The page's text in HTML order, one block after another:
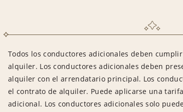
Todos los conductores adicionales deben
alquiler. Los conductores adicionales deben
alquiler con el arrendatario principal. Los
el contrato de alquiler. Puede aplicarse una
adicional. Los conductores adicionales solo